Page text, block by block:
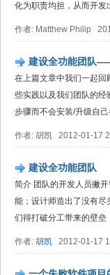
化为职责均担，从而开
作者: Matthew Philip
建设全功能团队
在上篇文章中我们一起
些实践以及我们团队的经
步骤而不会安装/升级自
作者: 胡凯 2012-01-17
建设全功能团队
简介 团队的开发人员撇
能；设计师造出了没有
们得打破分工带来的壁
作者: 胡凯 2012-01-17